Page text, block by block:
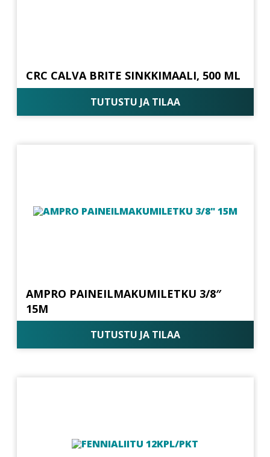
CRC CALVA BRITE SINKKIMAALI, 500 ML
TUTUSTU JA TILAA
AMPRO PAINEILMAKUMILETKU 3/8″
15M
TUTUSTU JA TILAA